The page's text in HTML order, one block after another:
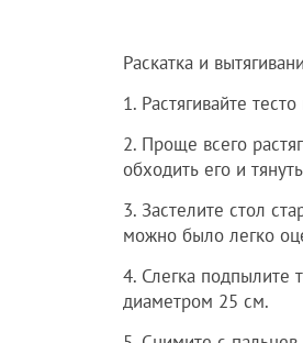
Раскатка и
1. Растягивайте
2. Проще всего
обходить его и
3. Застелите стол
можно было легко
4. Слегка подпылите
диаметром 25 см.